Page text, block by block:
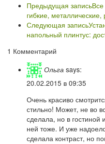
Предыдущая запись
гибкие,
Следующая запись
напольный плинтус:
1 Комментарий
Ольга says:
20.02.2015 в 09:35
Очень красиво
стильно! Может, не во
сделала, но в
ней тоже. И уже
сделала контраст, но